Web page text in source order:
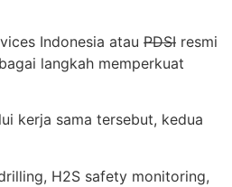
Indonesia atau PDSI resmi
langkah memperkuat
kerja sama tersebut, kedua
H2S safety monitoring,